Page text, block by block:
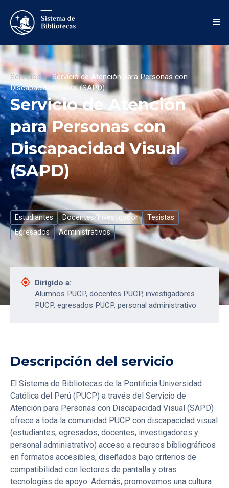
Servicios / Servicio de Atención para Personas con
Discapacidad Visual (SAPD)
Servicio de Atención
para Personas con
Discapacidad Visual
(SAPD)
Estudiantes Docentes/Investigador
Tesistas
Egresados
Administrativos
gps_fixed Dirigido a:
Alumnos PUCP, docentes PUCP, investigadores
PUCP, egresados PUCP, personal administrativo
Descripción del servicio
El Sistema de Bibliotecas de la Pontificia Universidad
Católica del Perú (PUCP) a través del Servicio de
Atención para Personas con Discapacidad Visual (SAPD)
ofrece a toda la comunidad PUCP con discapacidad visual
(estudiantes, egresados, docentes, investigadores y
personal administrativo) acceso a recursos bibliográficos
en formatos accesibles, diseñados bajo criterios de
compatibilidad con lectores de pantalla y otras
tecnologías de apoyo. Además, promovemos una cultura